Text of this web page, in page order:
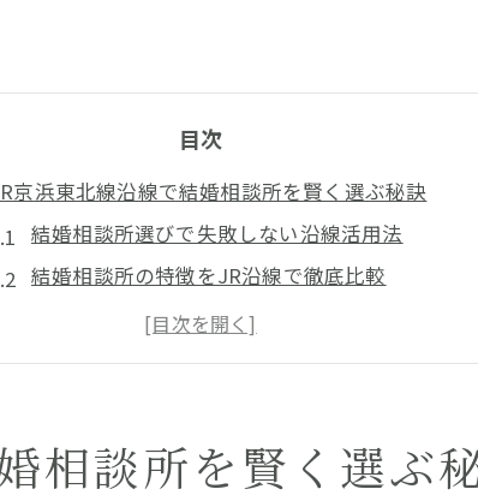
目次
京浜東北線沿線で結婚相談所を賢く選ぶ秘訣
結婚相談所選びで失敗しない沿線活用法
結婚相談所の特徴をJR沿線で徹底比較
アクセス重視の結婚相談所活用ポイント
JR京浜東北線沿線で理想の婚活環境を探る
駅近の結婚相談所を選ぶ際の見極め方
婚相談所の料金相場と選び方のポイント
相談所を賢く選ぶ